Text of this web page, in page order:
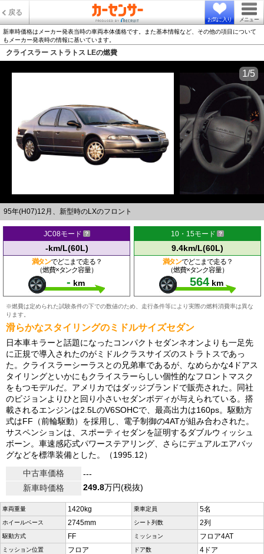
戻る
お気に入り メニュー
新車時価格はメーカー発表当時の車両本体価格です。また基本情報など、その他の項目について
もメーカー発表時の情報に基いています。
クライスラー ストラトス LEの燃費
95年(H07)12月、新型時のLXのフロント
1/5
JC08モード
-km/L(60L)
満タンでどこまで走る？
（燃費×タンク容量）
- km
10・15モード
9.4km/L(60L)
満タンでどこまで走る？
（燃費×タンク容量）
564 km
※燃費は定められた試験条件の下での数値のため、走行条件等により実際の燃料消費率は異な
ります。
滑らかなスタイリングのミドルサイズセダン
日本車キラーと話題になったコンパクトセダンネオンよりも一足先
に正規で導入されたのがミドルクラスサイズのストラトスであっ
た。クライスラーシーラスとの兄弟車であるが、なめらかな4ドアス
タイリングといかにもクライスラーらしい個性的なフロントマスク
をもつモデルだ。アメリカではダッジブランドで販売された。同社
のビジョンよりひと回り小さいセダンボディが与えられている。搭
載されるエンジンは2.5LのV6SOHCで、最高出力は160ps。駆動方
式はFF（前輪駆動）を採用し、電子制御の4ATが組み合わされた。
サスペンションは、スポーティセダンを証明するダブルウィッシュ
ボーン。車速感応式パワーステアリング、さらにデュアルエアバッ
グなどを標準装備とした。（1995.12）
中古車価格
---
新車時価格
249.8万円(税抜)
車両重量 1420kg 乗車定員 5名
ホイールベース 2745mm シート列数 2列
駆動方式 FF ミッション フロア4AT
ミッション位置 フロア ドア数 4ドア